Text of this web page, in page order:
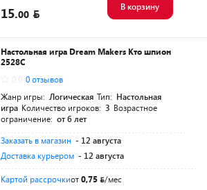
15.00
В корзину
Настольная игра Dream Makers Кто шпион
2528C
0 отзывов
Жанр игры: Логическая Тип: Настольная
игра Количество игроков: 3 Возрастное
ограничение: от 6 лет
Заказать в магазин - 12 августа
Доставка курьером - 12 августа
Картой рассрочкиот0,75 /мес